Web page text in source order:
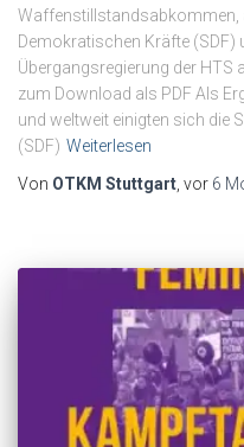
Waffenstillstandsabkommen,
Demokratischen Kräfte (SDF)
Übergangsregierung der HTS
zum Download als PDF Als
und weltweit einigten sich die
(SDF) Weiterlesen
Von OTKM Stuttgart , vor 6